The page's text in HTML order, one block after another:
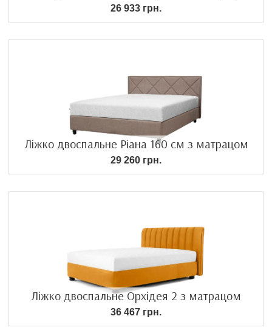
26 933 грн.
Ліжко двоспальне Ріана 160 см з матрацом
29 260 грн.
Ліжко двоспальне Орхідея 2 з матрацом
36 467 грн.